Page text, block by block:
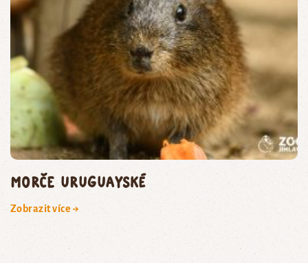
morče uruguayské
Zobrazit více →